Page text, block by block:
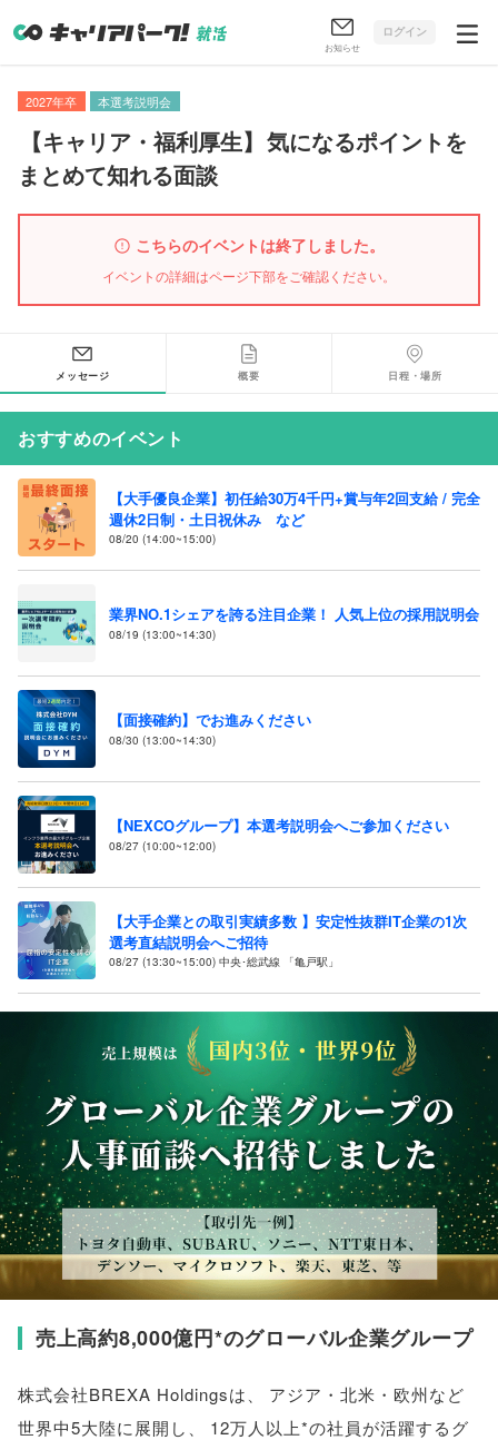
お知らせ
ログイン
2027年卒 本選考説明会
【キャリア・福利厚生】 気になるポイントを
まとめて知れる面談
こちらのイベントは終了しました。
イベントの詳細はページ下部をご確認ください。
メッセージ 概要 日程・場所
おすすめのイベント
【大手優良企業】初任給30万4千円+賞与年2回支給 / 完全
週休2日制・土日祝休み など
08/20 (14:00~15:00)
業界NO.1シェアを誇る注目企業！ 人気上位の採用説明会
08/19 (13:00~14:30)
【面接確約】でお進みください
08/30 (13:00~14:30)
【NEXCOグループ】本選考説明会へご参加ください
08/27 (10:00~12:00)
【大手企業との取引実績多数 】安定性抜群IT企業の1次
選考直結説明会へご招待
08/27 (13:30~15:00) 中央･総武線 「亀戸駅」
売上高約8,000億円*のグローバル企業グループ
株式会社BREXA Holdingsは
アジア・北米・欧州など
世界中5大陸に展開し
12万人以上*の社員が活躍するグ